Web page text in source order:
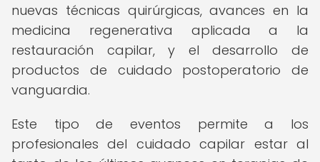
nuevas técnicas quirúrgicas, avances en la
medicina regenerativa aplicada a la
restauración capilar, y el desarrollo de
productos de cuidado postoperatorio de
vanguardia.
Este tipo de eventos permite a los
profesionales del cuidado capilar estar al